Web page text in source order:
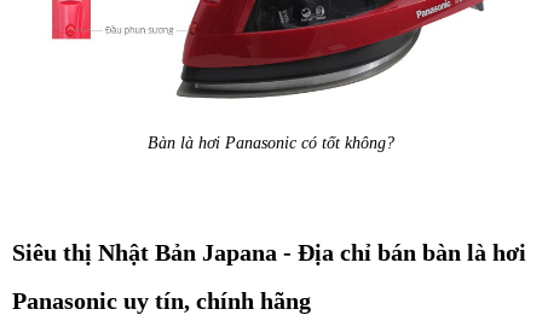
Bàn là hơi Panasonic có tốt không?
Siêu thị Nhật Bản Japana - Địa chỉ bán bàn là hơi
Panasonic uy tín, chính hãng